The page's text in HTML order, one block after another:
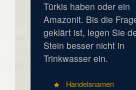
Türkis haben oder ein
Amazonit. Bis die
geklärt ist, legen Sie
Stein besser nicht in
Trinkwasser ein.
Handelsnamen